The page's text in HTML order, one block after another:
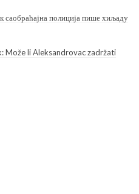
саобраћајна полиција пише хиљаду
Može li Aleksandrovac zadržati